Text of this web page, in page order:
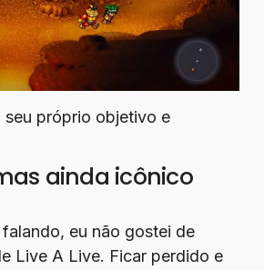
seu próprio objetivo e
ainda icônico
eu não gostei de
Live A Live. Ficar perdido e